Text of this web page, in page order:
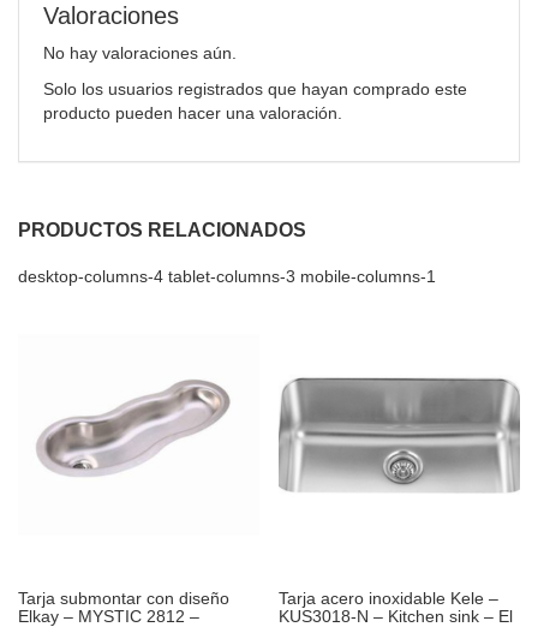
Valoraciones
No hay valoraciones aún.
Solo los usuarios registrados que hayan comprado este
producto pueden hacer una valoración.
PRODUCTOS RELACIONADOS
desktop-columns-4 tablet-columns-3 mobile-columns-1
Tarja submontar con diseño
Elkay – MYSTIC 2812 –
Tarja acero inoxidable Kele –
KUS3018-N – Kitchen sink – El